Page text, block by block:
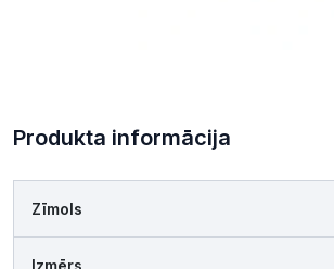
Produkta informācija
Zīmols
Izmērs